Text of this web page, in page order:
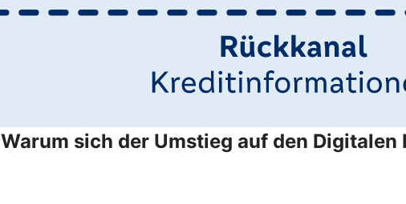
Warum sich der Umstieg auf den